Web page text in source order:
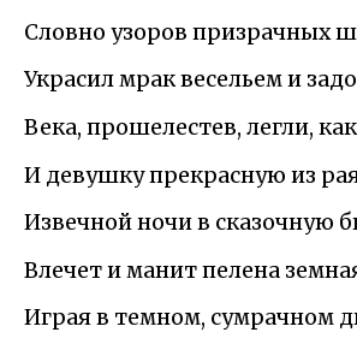
Словно узоров призрачных
Украсил мрак весельем и
Века, прошелестев, легли,
И девушку прекрасную из
Извечной ночи в сказочную
Влечет и манит пелена
Играя в темном, сумрачном